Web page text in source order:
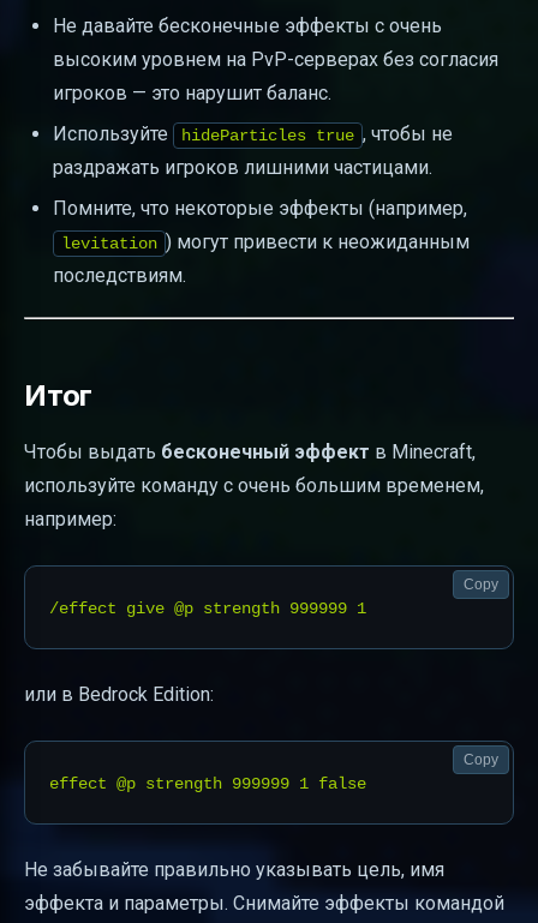
Не давайте бесконечные эффекты с очень
высоким уровнем на PvP-серверах без согласия
игроков — это нарушит баланс.
Используйте
hideParticles true , чтобы не
раздражать игроков лишними частицами.
Помните, что некоторые эффекты (например,
levitation ) могут привести к неожиданным
последствиям.
Итог
Чтобы выдать бесконечный эффект в Minecraft,
используйте команду с очень большим временем,
например:
Copy
или в Bedrock Edition:
Copy
Не забывайте правильно указывать цель, имя
эффекта и параметры. Снимайте эффекты командой